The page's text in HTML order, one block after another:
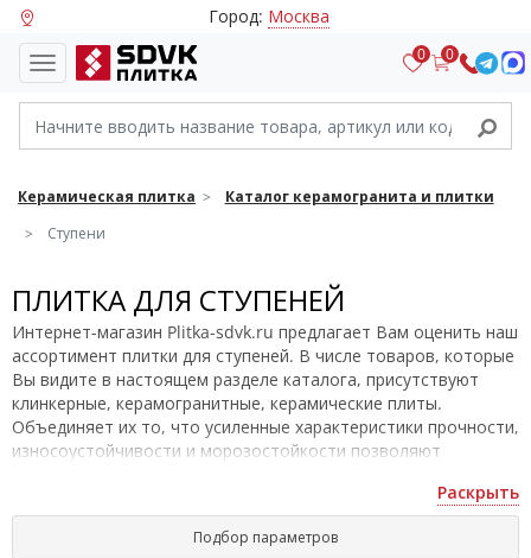
Город: Москва
0 0
Керамическая плитка
Каталог керамогранита и плитки
Ступени
ПЛИТКА ДЛЯ СТУПЕНЕЙ
Интернет-магазин Plitka-sdvk.ru предлагает Вам оценить наш
ассортимент плитки для ступеней. В числе товаров, которые
Вы видите в настоящем разделе каталога, присутствуют
клинкерные, керамогранитные, керамические плиты.
Объединяет их то, что усиленные характеристики прочности,
износоустойчивости и морозостойкости позволяют
лестниц. Обратите внимание на новую систему фильтров: Вы
можете задать предпочтительные параметры отбора, и
поиск сразу выдаст Вам оптимальный перечень продукции.
Раскрыть
Подбор параметров